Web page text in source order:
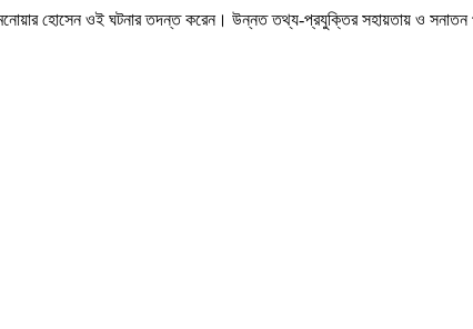
মনোয়ার হোসেন ওই ঘটনার তদন্ত করেন। উন্নত তথ্য-প্রযুক্তির সহায়তায় ও